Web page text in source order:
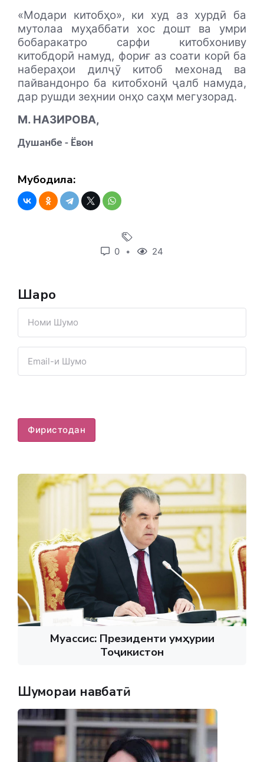
«Модари китобҳо», ки худ аз хурдӣ ба
мутолаа муҳаббати хос дошт ва умри
бобаракатро сарфи китобхониву
китобдорӣ намуд, фориғ аз соати корӣ ба
набераҳои дилҷӯ китоб мехонад ва
пайвандонро ба китобхонӣ ҷалб намуда,
дар рушди зеҳнии онҳо саҳм мегузорад.
М. НАЗИРОВА,
Душанбе - Ёвон
Мубодила:
0 24
Шарҳҳо
Фиристодан
Муассис: Президенти Ҷумҳурии
Тоҷикистон
Шумораи навбатӣ